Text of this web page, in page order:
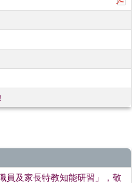
員及家長特教知能研習」，敬